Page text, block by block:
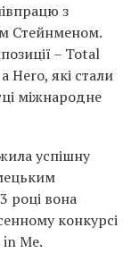
з
Стейнменом.
– Total
Hero, які стали
міжнародне
успішну
році вона
конкурсі
Me.